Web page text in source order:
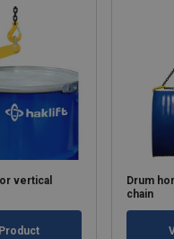
vertical
Drum
chain